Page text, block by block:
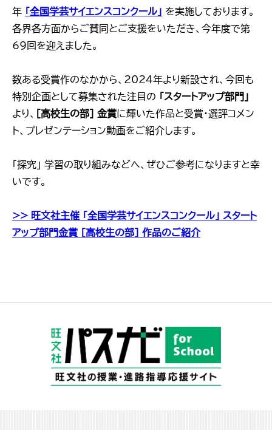
年
「全国学芸サイエンスコンクール」 を実施しております。
各界各方面からご賛同とご支援をいただき、今年度で第
69回を迎えました。
数ある受賞作のなかから、2024年より新設され、今回も
特別企画として募集された注目の
「スタートアップ部門」
より、
［高校生の部］ 金賞に輝いた作品と受賞・選評コメン
ト、プレゼンテーション動画をご紹介します。
「探究」 学習の取り組みなどへ、ぜひご参考になりますと幸
いです。
>> 旺文社主催 「全国学芸サイエンスコンクール」 スタート
アップ部門金賞 ［高校生の部］ 作品のご紹介